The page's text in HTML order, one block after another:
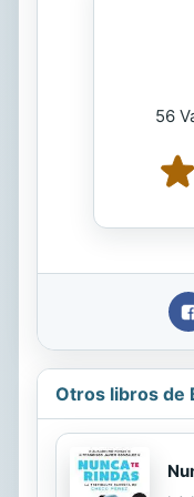
56
Otros libros de